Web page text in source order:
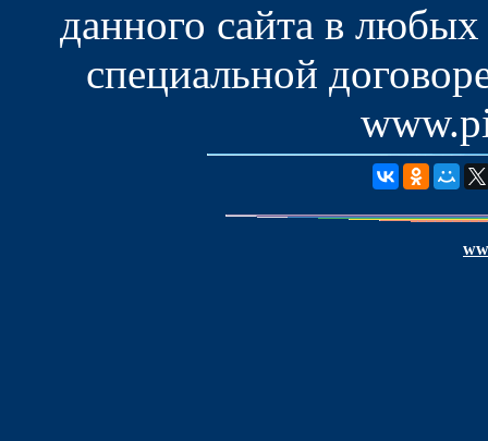
данного сайта в
специальной